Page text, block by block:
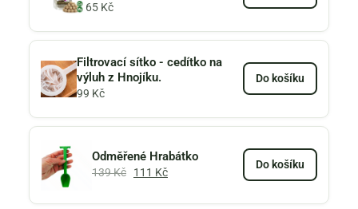
65 Kč
Filtrovací sítko - cedítko na
výluh z Hnojíku.
99 Kč
Do košíku
Odměřené Hrabátko
139Kč 111 Kč
Do košíku